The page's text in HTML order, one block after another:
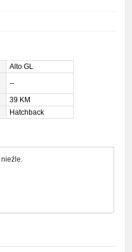
Alto GL
--
39 KM
Hatchback
nieźle.